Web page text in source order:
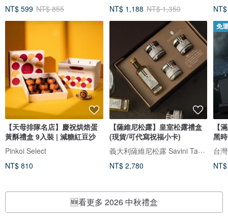
NT$ 599 NT$ 855
【天母排隊名店】慶祝烘焙蛋
黃酥禮盒 9入裝 | 減糖紅豆沙
Pinkoi Select
NT$ 810
NT$ 1,188 NT$ 1,350
【薩維尼松露】皇室松露禮盒
(現貨/可代寫祝福小卡)
義大利薩維尼松露 Savini Tartufi
NT$ 2,780
免
【
黑
中
台
🆕看更多 2026 中秋禮盒